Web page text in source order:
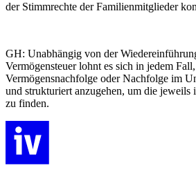
der Stimmrechte der Familienmitglieder
GH: Unabhängig von der
Vermögensteuer lohnt es sich in jedem
Vermögensnachfolge oder Nachfolge im
und strukturiert anzugehen, um die
zu finden.